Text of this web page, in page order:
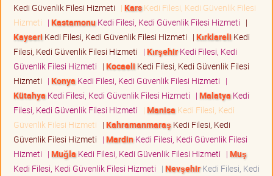
Kedi Güvenlik Filesi Hizmeti | KarsKedi Filesi, Kedi Güvenlik Filesi
Hizmeti | KastamonuKedi Filesi, Kedi Güvenlik Filesi Hizmeti |
Kayseri Kedi Filesi, Kedi Güvenlik Filesi Hizmeti | Kırklareli Kedi
Filesi, Kedi Güvenlik Filesi Hizmeti | KırşehirKedi Filesi, Kedi
Güvenlik Filesi Hizmeti | Kocaeli Kedi Filesi, Kedi Güvenlik Filesi
Hizmeti | Konya Kedi Filesi, Kedi Güvenlik Filesi Hizmeti |
Kütahya Kedi Filesi, Kedi Güvenlik Filesi Hizmeti | Malatya Kedi
Filesi, Kedi Güvenlik Filesi Hizmeti | Manisa Kedi Filesi, Kedi
Güvenlik Filesi Hizmeti | Kahramanmaraş Kedi Filesi, Kedi
Güvenlik Filesi Hizmeti | MardinKedi Filesi, Kedi Güvenlik Filesi
Hizmeti | Muğla Kedi Filesi, Kedi Güvenlik Filesi Hizmeti | Muş
Kedi Filesi, Kedi Güvenlik Filesi Hizmeti | NevşehirKedi Filesi, Kedi